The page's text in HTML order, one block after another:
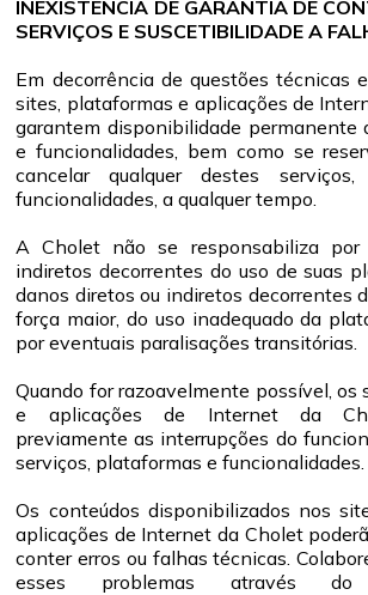
INEXISTÊNCIA DE GARANTIA DE
SERVIÇOS E SUSCETIBILIDADE A
Em decorrência de questões técnicas
sites, plataformas e aplicações de
garantem disponibilidade permanente
e funcionalidades, bem como se
cancelar qualquer destes
funcionalidades, a qualquer tempo.
A Cholet não se responsabiliza por
indiretos decorrentes do uso de suas
danos diretos ou indiretos decorrentes
força maior, do uso inadequado da
por eventuais paralisações transitórias.
Quando for razoavelmente possível, os
e aplicações de Internet da
previamente as interrupções do
serviços, plataformas e funcionalidades.
Os conteúdos disponibilizados nos
aplicações de Internet da Cholet
conter erros ou falhas técnicas.
esses problemas através